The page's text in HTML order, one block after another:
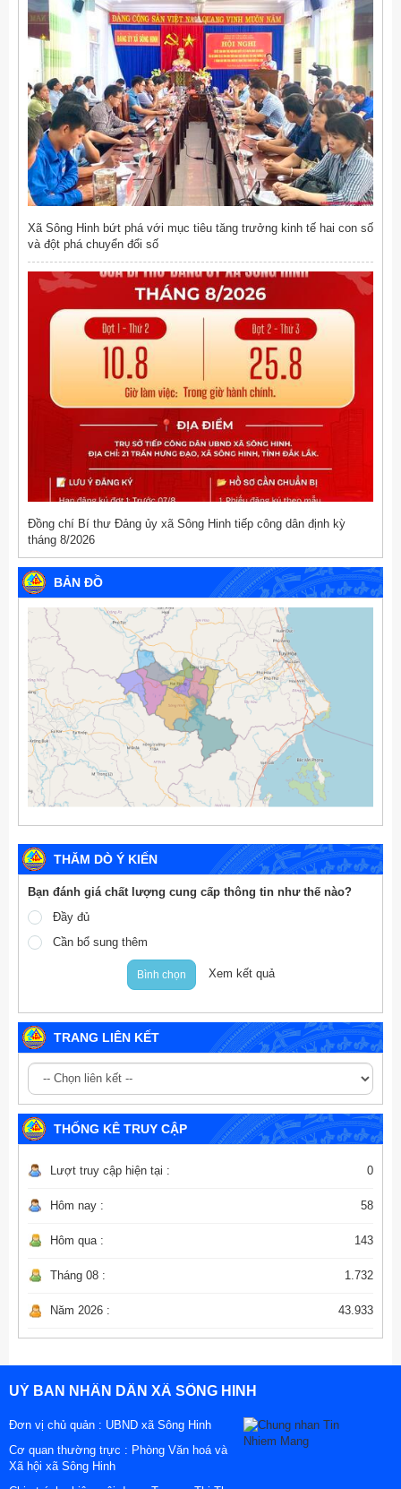
Xã Sông Hinh bứt phá với mục tiêu tăng trưởng kinh tế hai con số
và đột phá chuyển đổi số
Đồng chí Bí thư Đảng ủy xã Sông Hinh tiếp công dân định kỳ
tháng 8/2026
BẢN ĐỒ
THĂM DÒ Ý KIẾN
Bạn đánh giá chất lượng cung cấp thông tin như thế nào?
Đầy đủ
Cần bổ sung thêm
Bình chọn Xem kết quả
TRANG LIÊN KẾT
THỐNG KÊ TRUY CẬP
Lượt truy cập hiện tại : 0
Hôm nay : 58
Hôm qua : 143
Tháng 08 : 1.732
Năm 2026 : 43.933
UỶ BAN NHÂN DÂN XÃ SÔNG HINH
Đơn vị chủ quản : UBND xã Sông Hinh
Cơ quan thường trực : Phòng Văn hoá và
Xã hội xã Sông Hinh